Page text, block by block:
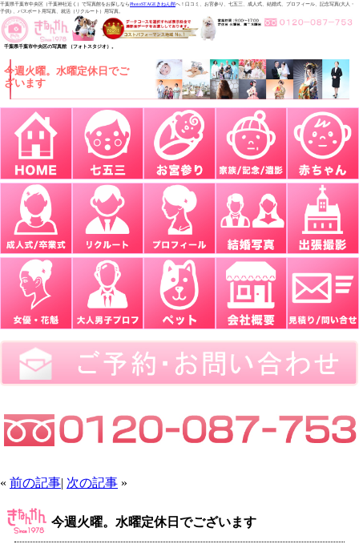
千葉県千葉市中央区（千葉神社近く）で写真館をお探しならPhotoSTAGEきねん館へ！口コミ、お宮参り、七五三、成人式、結婚式、プロフィール、記念写真(大人・
子供) 、パスポート用写真、就活（リクルート）用写真。
千葉県千葉市中央区の写真館 （フォトスタジオ）。
今週火曜。水曜定休日でご
ざいます
« 前の記事| 次の記事 »
今週火曜。水曜定休日でございます